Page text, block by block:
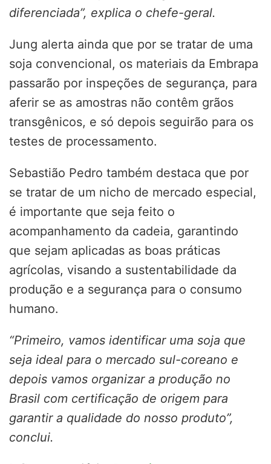
diferenciada”, explica o chefe-geral.
Jung alerta ainda que por se tratar de uma
soja convencional, os materiais da Embrapa
passarão por inspeções de segurança, para
aferir se as amostras não contêm grãos
transgênicos, e só depois seguirão para os
testes de processamento.
Sebastião Pedro também destaca que por
se tratar de um nicho de mercado especial,
é importante que seja feito o
acompanhamento da cadeia, garantindo
que sejam aplicadas as boas práticas
agrícolas, visando a sustentabilidade da
produção e a segurança para o consumo
humano.
“Primeiro, vamos identificar uma soja que
seja ideal para o mercado sul-coreano e
depois vamos organizar a produção no
Brasil com certificação de origem para
garantir a qualidade do nosso produto”,
conclui.